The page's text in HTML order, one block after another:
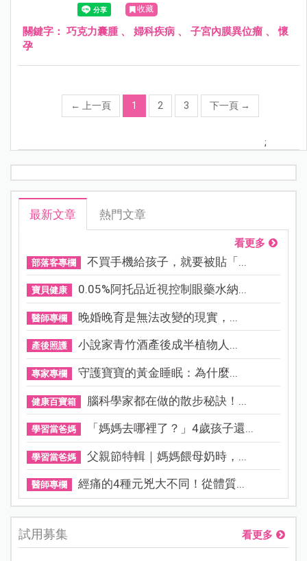
要？手術後的恢復期又要多久？這篇文章由婦產科張瑜芹醫
師，帶你了解這個影響許多女性健康的問題。
收藏
關鍵字： 巧克力囊腫、 婦科疾病 、 子宮內膜異位瘤 、懷
孕
← 上一頁 1 2 3 下一頁 →
;
最新文章 熱門文章
看更多
部落客專欄 不買手機給孩子，就要被貼「...
寶貝健康 0.05%阿托品近視控制眼藥水納...
醫師專欄 晚婚晚育是無法改變的現實，...
產後照護 小說家青竹酒產後成半植物人...
專家專欄 守護寶寶的黃金睡眠：為什麼...
健康百寶箱 腦科學家都在做的散步秘訣！...
學習當爸媽 「媽媽去哪裡了？」4歲孩子還...
學習當爸媽 父親節特輯｜媽媽餵母奶時，...
醫師專欄 經痛的4種元兇大不同！從體質...
試用募集 看更多